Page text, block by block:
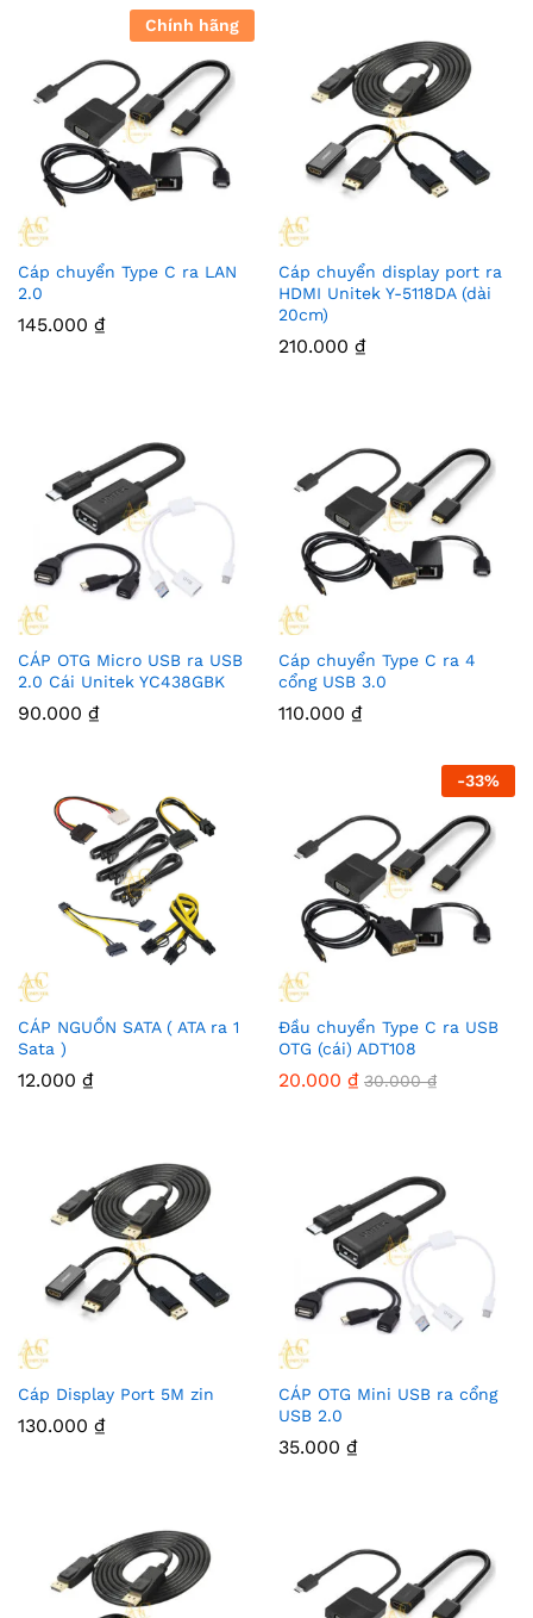
Chính hãng
Cáp chuyển Type C ra LAN
2.0
145.000 ₫
Cáp chuyển display port ra
HDMI Unitek Y-5118DA (dài
20cm)
210.000 ₫
CÁP OTG Micro USB ra USB
2.0 Cái Unitek YC438GBK
90.000 ₫
Cáp chuyển Type C ra 4
cổng USB 3.0
110.000 ₫
CÁP NGUỒN SATA ( ATA ra 1
Sata )
12.000 ₫
-33%
Đầu chuyển Type C ra USB
OTG (cái) ADT108
20.000 ₫ 30.000₫
Cáp Display Port 5M zin
130.000 ₫
CÁP OTG Mini USB ra cổng
USB 2.0
35.000 ₫